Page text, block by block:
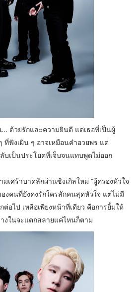
ด้วยรักและความยินดี แด่เธอที่เป็นผู้
ที่ฟังเผิน ๆ อาจเหมือนคำอวยพร แต่
บเป็นประโยคที่เจ็บจนแทบพูดไม่ออก
เศร้าบาดลึกผ่านซิงเกิลใหม่ “ผู้ครองหัวใจ
องคนที่ยังคงรักใครสักคนสุดหัวใจ แต่ไม่มี
อไป เหลือเพียงหน้าที่เดียว คือการยิ้มให้
งในจะแตกสลายแค่ไหนก็ตาม